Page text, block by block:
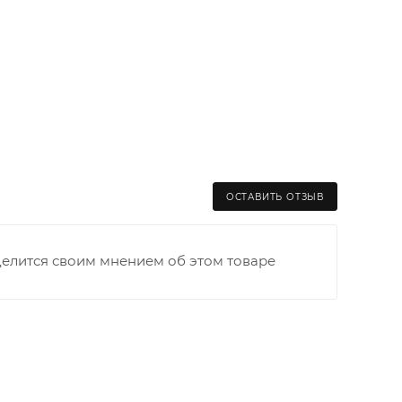
ОСТАВИТЬ ОТЗЫВ
своим мнением об этом товаре